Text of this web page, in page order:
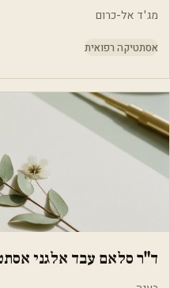
מג'ד אל-כרום
אסתטיקה רפואית
ד"ר סלאם עבד אלגני